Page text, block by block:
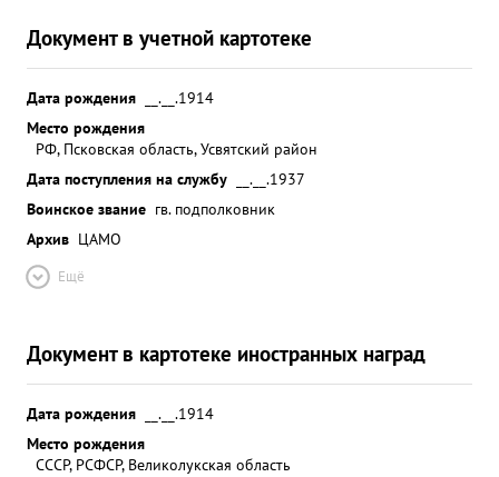
Документ в учетной картотеке
Дата рождения
__.__.1914
Место рождения
РФ, Псковская область, Усвятский район
Дата поступления на службу
__.__.1937
Воинское звание гв. подполковник
Архив ЦАМО
Ещё
Документ в картотеке иностранных наград
Дата рождения
__.__.1914
Место рождения
СССР, РСФСР, Великолукская область